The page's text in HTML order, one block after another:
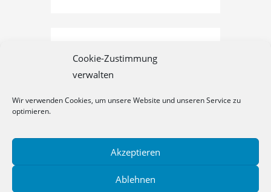
Cookie-Zustimmung
verwalten
Wir verwenden Cookies, um unsere Website und unseren Service zu
optimieren.
Akzeptieren
Ablehnen